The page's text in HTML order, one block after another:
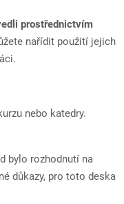
prostřednictvím
nařídit použití jejich
nebo katedry.
bylo rozhodnutí na
důkazy, pro toto deska